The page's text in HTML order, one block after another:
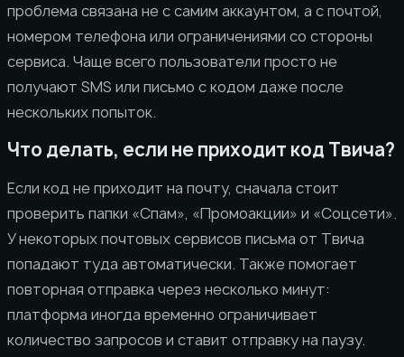
проблема связана не с самим аккаунтом, а с почтой,
номером телефона или ограничениями со стороны
сервиса. Чаще всего пользователи просто не
получают SMS или письмо с кодом даже после
нескольких попыток.
Что делать, если не приходит код Твича?
Если код не приходит на почту, сначала стоит
проверить папки «Спам», «Промоакции» и «Соцсети».
У некоторых почтовых сервисов письма от Твича
попадают туда автоматически. Также помогает
повторная отправка через несколько минут:
платформа иногда временно ограничивает
количество запросов и ставит отправку на паузу.